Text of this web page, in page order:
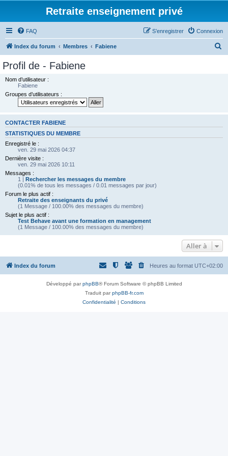
Retraite enseignement privé
FAQ Connexion
S’enregistrer
Index du forum Membres Fabiene
Profil de - Fabiene
Nom d’utilisateur :
Fabiene
Groupes d’utilisateurs :
CONTACTER FABIENE
STATISTIQUES DU MEMBRE
Enregistré le :
ven. 29 mai 2026 04:37
Dernière visite :
ven. 29 mai 2026 10:11
Messages :
1 | Rechercher les messages du membre
(0.01% de tous les messages / 0.01 messages par jour)
Forum le plus actif :
Retraite des enseignants du privé
(1 Message / 100.00% des messages du membre)
Sujet le plus actif :
Test Behave avant une formation en management
(1 Message / 100.00% des messages du membre)
Aller à
Index du forum Heures au format UTC+02:00
Développé parphpBB® Forum Software © phpBB Limited
Traduit parphpBB-fr.com
Confidentialité | Conditions